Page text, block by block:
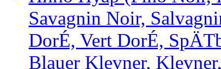
Savagnin Noir,
DorÉ, Vert DorÉ,
Blauer Klevner,